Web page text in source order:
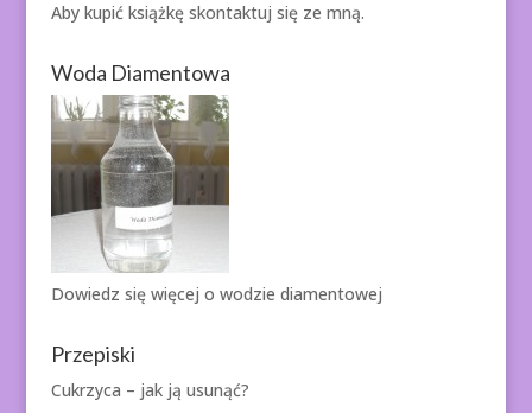
Aby kupić książkę skontaktuj się ze mną.
Woda Diamentowa
Dowiedz się więcej o wodzie diamentowej
Przepiski
Cukrzyca – jak ją usunąć?